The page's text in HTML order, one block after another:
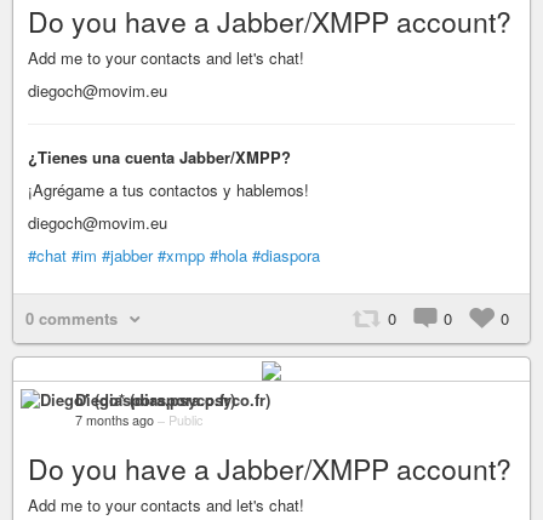
Do you have a Jabber/XMPP account?
Add me to your contacts and let's chat!
diegoch@movim.eu
¿Tienes una cuenta Jabber/XMPP?
¡Agrégame a tus contactos y hablemos!
diegoch@movim.eu
#chat #im #jabber #xmpp #hola #diaspora
0 comments 0 0 0
Diego* (diaspora.psyco.fr)
7 months ago – Public
Do you have a Jabber/XMPP account?
Add me to your contacts and let's chat!